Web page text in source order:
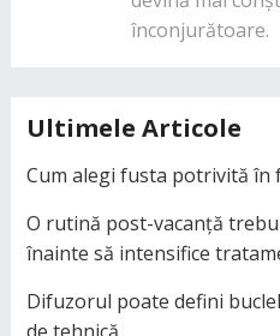
înconjurătoare.
Ultimele Articole
Cum alegi fusta potrivită în
O rutină post-vacanță
înainte să intensifice
Difuzorul poate defini
de tehnică